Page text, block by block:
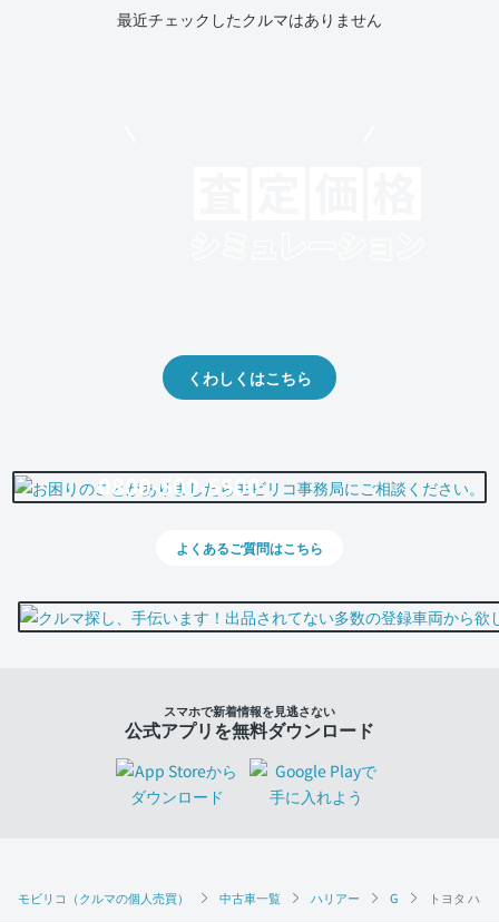
モビリコ（クルマの個人売買） 中古車一覧 ハリアー G トヨタ ハ
最近チェックしたクルマはありません
くわしくはこちら
0800-500-5500
よくあるご質問はこちら
スマホで新着情報を見逃さない
公式アプリを無料ダウンロード